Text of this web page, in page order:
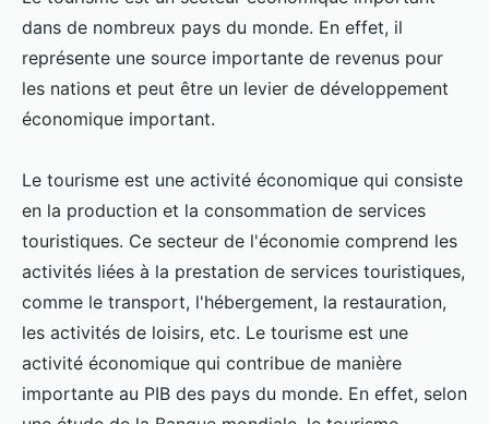
dans de nombreux pays du monde. En effet, il
représente une source importante de revenus pour
les nations et peut être un levier de développement
économique important.
Le tourisme est une activité économique qui consiste
en la production et la consommation de services
touristiques. Ce secteur de l'économie comprend les
activités liées à la prestation de services touristiques,
comme le transport, l'hébergement, la restauration,
les activités de loisirs, etc. Le tourisme est une
activité économique qui contribue de manière
importante au PIB des pays du monde. En effet, selon